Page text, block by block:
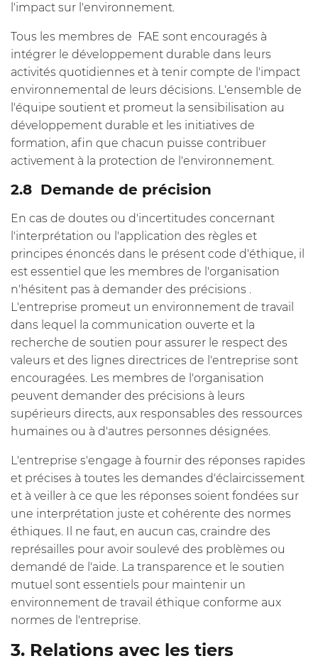
l'impact sur l'environnement.
Tous les membres de FAE sont encouragés à
intégrer le développement durable dans leurs
activités quotidiennes et à tenir compte de l'impact
environnemental de leurs décisions. L'ensemble de
l'équipe soutient et promeut la sensibilisation au
développement durable et les initiatives de
formation, afin que chacun puisse contribuer
activement à la protection de l'environnement.
2.8 Demande de précision
En cas de doutes ou d'incertitudes concernant
l'interprétation ou l'application des règles et
principes énoncés dans le présent code d'éthique, il
est essentiel que les membres de l'organisation
n'hésitent pas à demander des précisions .
L'entreprise promeut un environnement de travail
dans lequel la communication ouverte et la
recherche de soutien pour assurer le respect des
valeurs et des lignes directrices de l'entreprise sont
encouragées. Les membres de l'organisation
peuvent demander des précisions à leurs
supérieurs directs, aux responsables des ressources
humaines ou à d'autres personnes désignées.
L'entreprise s'engage à fournir des réponses rapides
et précises à toutes les demandes d'éclaircissement
et à veiller à ce que les réponses soient fondées sur
une interprétation juste et cohérente des normes
éthiques. Il ne faut, en aucun cas, craindre des
représailles pour avoir soulevé des problèmes ou
demandé de l'aide. La transparence et le soutien
mutuel sont essentiels pour maintenir un
environnement de travail éthique conforme aux
normes de l'entreprise.
3. Relations avec les tiers